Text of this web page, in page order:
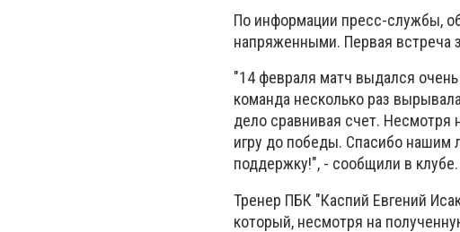
По информации пресс-службы,
напряженными. Первая встреча
"14 февраля матч выдался
команда несколько раз
дело сравнивая счет. Несмотря
игру до победы. Спасибо нашим
поддержку!", - сообщили в клубе.
Тренер ПБК "Каспий Евгений
который, несмотря на